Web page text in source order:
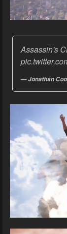
Assassin's
— Jonathan